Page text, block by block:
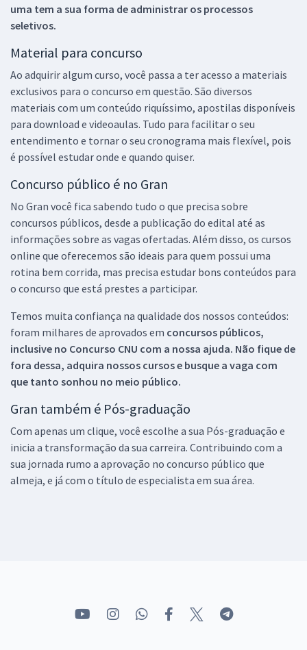
uma tem a sua forma de administrar os processos
seletivos.
Material para concurso
Ao adquirir algum curso, você passa a ter acesso a materiais
exclusivos para o concurso em questão. São diversos
materiais com um conteúdo riquíssimo, apostilas disponíveis
para download e videoaulas. Tudo para facilitar o seu
entendimento e tornar o seu cronograma mais flexível, pois
é possível estudar onde e quando quiser.
Concurso público é no Gran
No Gran você fica sabendo tudo o que precisa sobre
concursos públicos, desde a publicação do edital até as
informações sobre as vagas ofertadas. Além disso, os cursos
online que oferecemos são ideais para quem possui uma
rotina bem corrida, mas precisa estudar bons conteúdos para
o concurso que está prestes a participar.
Temos muita confiança na qualidade dos nossos conteúdos:
foram milhares de aprovados em concursos públicos,
inclusive no Concurso CNU com a nossa ajuda. Não fique de
fora dessa, adquira nossos cursos e busque a vaga com
que tanto sonhou no meio público.
Gran também é Pós-graduação
Com apenas um clique, você escolhe a sua Pós-graduação e
inicia a transformação da sua carreira. Contribuindo com a
sua jornada rumo a aprovação no concurso público que
almeja, e já com o título de especialista em sua área.